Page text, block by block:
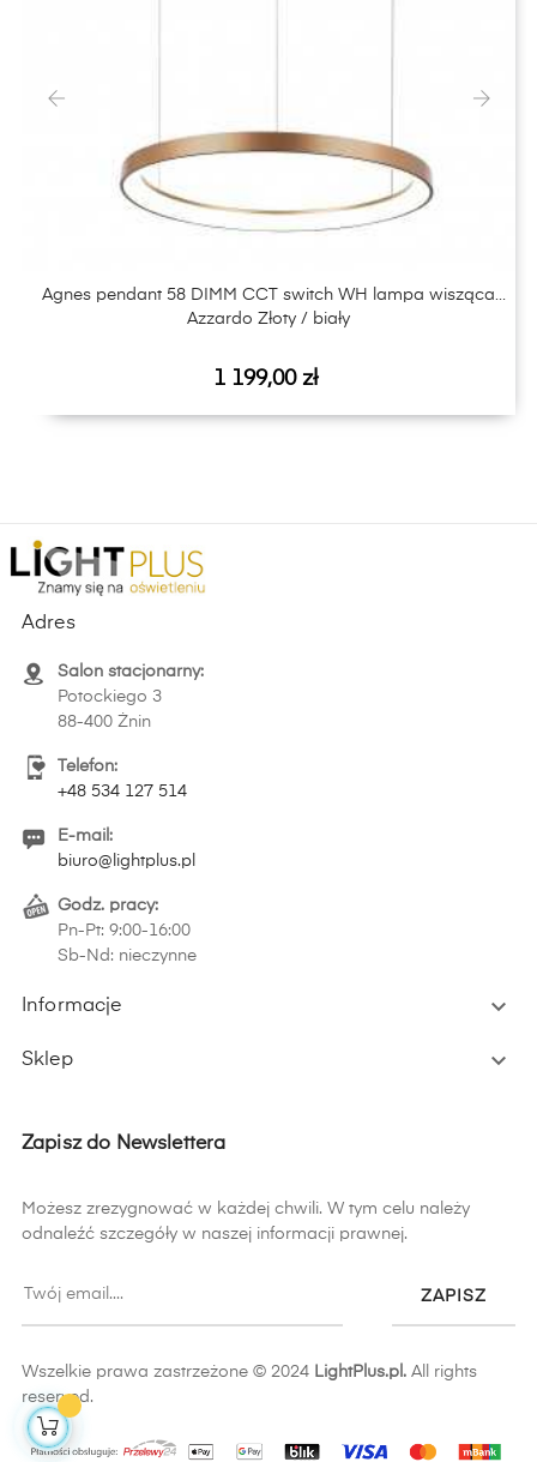
Agnes pendant 58 DIMM CCT switch WH lampa wisząca
Azzardo Złoty / biały
Cena
1 199,00 zł
Adres
Salon stacjonarny:
Potockiego 3
88-400 Żnin
Telefon:
+48 534 127 514
E-mail:
biuro@lightplus.pl
Godz. pracy:
Pn-Pt: 9:00-16:00
Sb-Nd: nieczynne
Informacje 
Sklep 
Zapisz do Newslettera
Możesz zrezygnować w każdej chwili. W tym celu należy
odnaleźć szczegóły w naszej informacji prawnej.
ZAPISZ
Wszelkie prawa zastrzeżone © 2024 LightPlus.pl. All rights
reserved.